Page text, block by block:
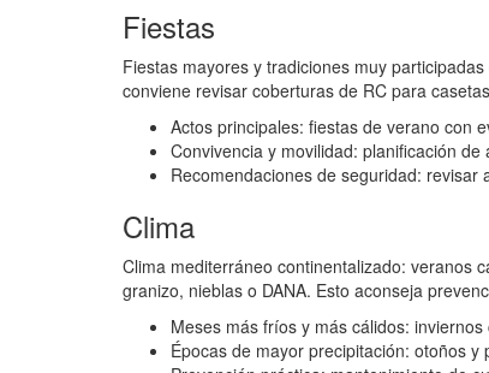
Fiestas
Fiestas mayores y tradiciones muy
conviene revisar coberturas de RC para
Actos principales: fiestas de verano con
Convivencia y movilidad: planificación
Recomendaciones de seguridad:
Clima
Clima mediterráneo continentalizado: veranos
granizo, nieblas o DANA. Esto aconseja
Meses más fríos y más cálidos:
Épocas de mayor precipitación: otoños